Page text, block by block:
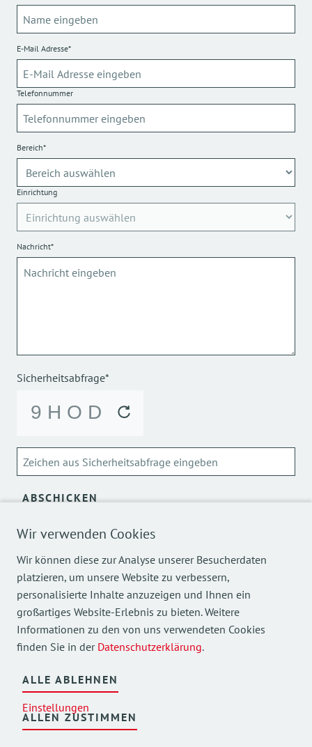
Wir verwenden Cookies
Wir können diese zur Analyse unserer Besucherdaten
platzieren, um unsere Website zu verbessern,
personalisierte Inhalte anzuzeigen und Ihnen ein
großartiges Website-Erlebnis zu bieten. Weitere
Informationen zu den von uns verwendeten Cookies
finden Sie in der Datenschutzerklärung.
ALLE ABLEHNEN
Einstellungen
ALLEN ZUSTIMMEN
E-Mail Adresse*
Telefonnummer
Bereich*
Einrichtung
Nachricht*
Sicherheitsabfrage*
ABSCHICKEN
Über die Verarbeitung meiner personenbezogenen Daten
Mehr Einblicke in unsere Arbeit finden Sie auch auf
unseren Social Media Kanälen.